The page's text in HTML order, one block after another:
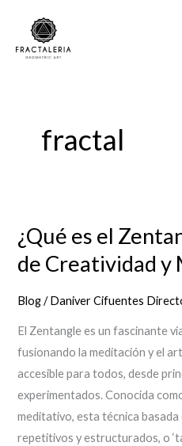
contenido
fractal
¿Qué es el
de Creatividad y
Blog/Daniver Cifuentes
El Zentangle es un fascinante
fusionando la meditación y el
accesible para todos, desde
experimentados. Conocida
meditativo, esta técnica
repetitivos y estructurados, o
¿Qué
es
el
Zentangle?:
Viaje
de
Creatividad
y
Meditación